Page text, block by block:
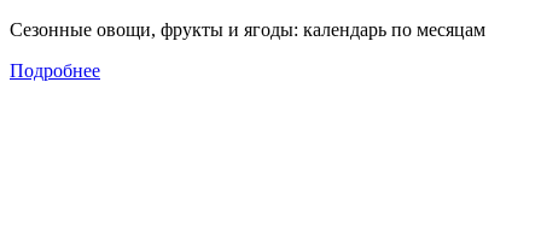
Сезонные овощи, фрукты и ягоды: календарь по месяцам
Подробнее